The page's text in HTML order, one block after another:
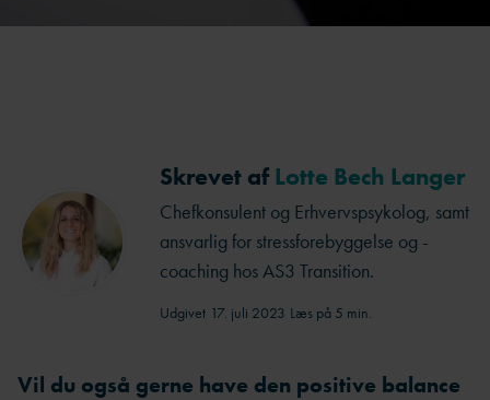
Skrevet af Lotte Bech Langer
Chefkonsulent og Erhvervspsykolog, samt
ansvarlig for stressforebyggelse og -
coaching hos AS3 Transition.
Udgivet 17. juli 2023 Læs på 5 min.
Vil du også gerne have den positive balance